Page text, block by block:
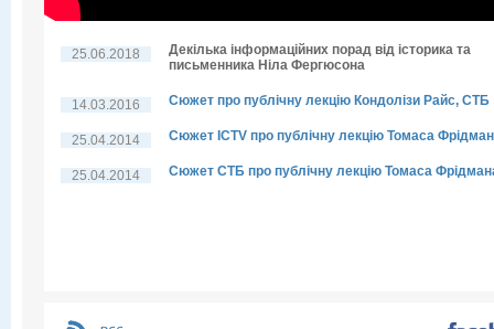
25.06.2018
Декілька інформаційних порад від історика та
письменника Ніла Фергюсона
14.03.2016 Сюжет про публічну лекцію Кондолізи Райс, СТБ
25.04.2014 Сюжет ICTV про публічну лекцію Томаса
25.04.2014 Сюжет СТБ про публічну лекцію Томаса